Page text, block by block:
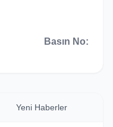
Basın No:
Yeni Haberler